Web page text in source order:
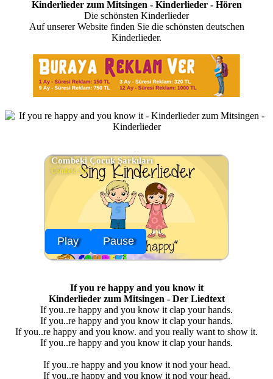
Kinderlieder zum Mitsingen - Kinderlieder - Hören
Die schönsten Kinderlieder
Auf unserer Website finden Sie die schönsten deutschen
Kinderlieder.
Combeki Çocuk Şarkıları
Combeki.Net
Play Pause
If you re happy and you know it
Kinderlieder zum Mitsingen - Der Liedtext
If you..re happy and you know it clap your hands.
If you..re happy and you know it clap your hands.
If you..re happy and you know. and you really want to show it.
If you..re happy and you know it clap your hands.
If you..re happy and you know it nod your head.
If you..re happy and you know it nod your head.